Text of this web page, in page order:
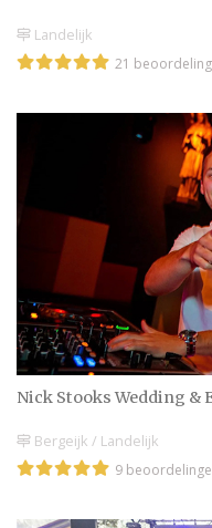
Landelijk
21
Nick Stooks Wedding &
Bergeijk / Landelijk
9